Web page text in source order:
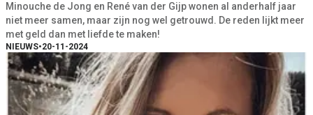
Minouche de Jong en René van der Gijp wonen al anderhalf jaar
niet meer samen, maar zijn nog wel getrouwd. De reden lijkt meer
met geld dan met liefde te maken!
NIEUWS•20-11-2024